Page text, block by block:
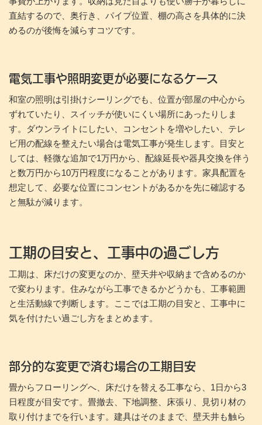
直結するので、奥行き、パイプ位置、棚の高さを具体的に決
めるのが後悔を減らすコツです。
電気工事や照明変更が必要になるケース
和室の照明は引掛けシーリングでも、位置が部屋の中心から
ずれていたり、スイッチが使いにくい場所にあったりしま
す。ダウンライトにしたい、コンセントを増やしたい、テレ
ビ用の配線を整えたい場合は電気工事が発生します。目安と
しては、軽微な追加で1万円から、配線延長や器具交換を伴う
と数万円から10万円程度になることがあります。家具配置を
想定して、必要な位置にコンセントがあるかを先に確認する
と無駄が減ります。
工期の目安と、工事中の過ごし方
工期は、床だけの変更なのか、壁天井や収納まで含めるのか
で変わります。住みながら工事できるかどうかも、工事範囲
と生活動線で判断します。ここでは工期の目安と、工事中に
気を付けたい過ごし方をまとめます。
部分的な変更で済む場合の工期目安
畳からフローリングへ、床だけを替える工事なら、1日から3
日程度が目安です。畳撤去、下地調整、床張り、見切り材の
取り付けまでを行います。建具はそのままで、壁天井も触ら